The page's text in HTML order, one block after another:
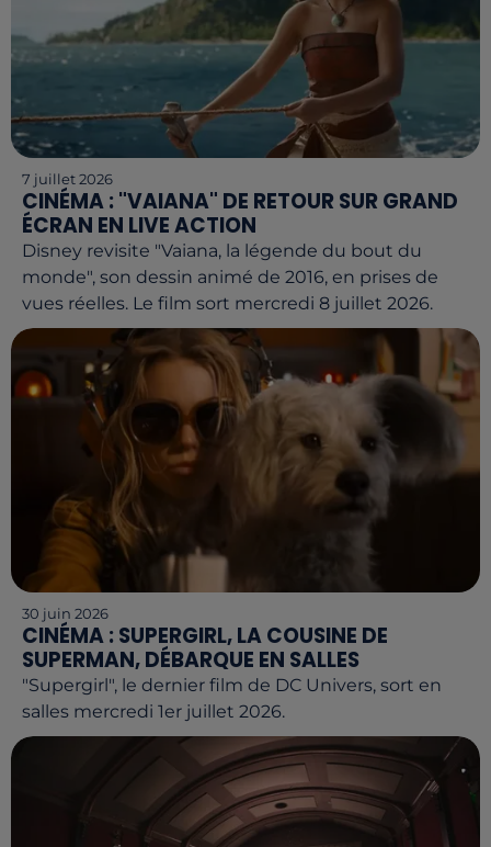
7 juillet 2026
CINÉMA : "VAIANA" DE RETOUR SUR GRAND
ÉCRAN EN LIVE ACTION
Disney revisite "Vaiana, la légende du bout du
monde", son dessin animé de 2016, en prises de
vues réelles. Le film sort mercredi 8 juillet 2026.
30 juin 2026
CINÉMA : SUPERGIRL, LA COUSINE DE
SUPERMAN, DÉBARQUE EN SALLES
"Supergirl", le dernier film de DC Univers, sort en
salles mercredi 1er juillet 2026.